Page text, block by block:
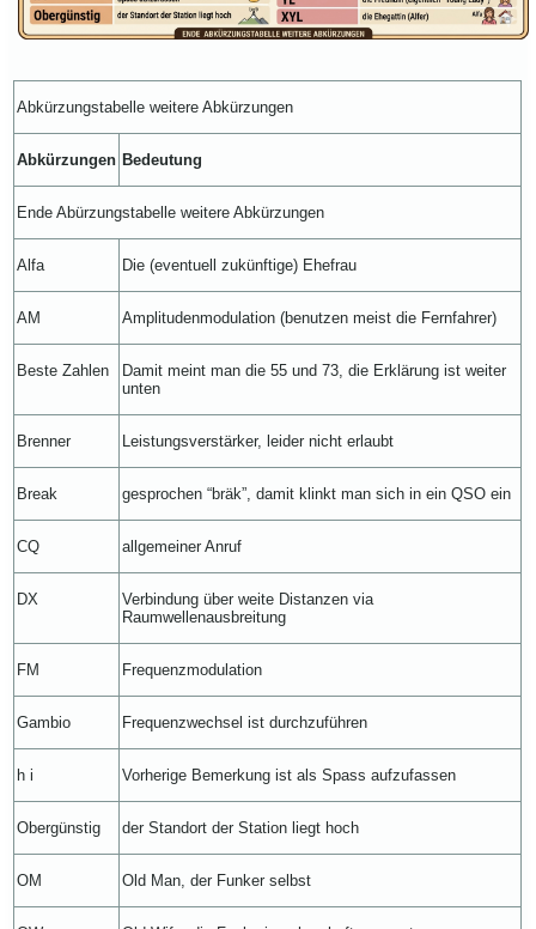
Abkürzungstabelle weitere Abkürzungen
Abkürzungen Bedeutung
Ende Abürzungstabelle weitere Abkürzungen
Alfa Die (eventuell zukünftige) Ehefrau
AM Amplitudenmodulation (benutzen meist die Fernfahrer)
Beste Zahlen
Damit meint man die 55 und 73, die Erklärung ist weiter
unten
Brenner Leistungsverstärker, leider nicht erlaubt
Break gesprochen “bräk”, damit klinkt man sich in ein QSO ein
CQ allgemeiner Anruf
DX
Verbindung über weite Distanzen via
Raumwellenausbreitung
FM Frequenzmodulation
Gambio Frequenzwechsel ist durchzuführen
h i Vorherige Bemerkung ist als Spass aufzufassen
Obergünstig der Standort der Station liegt hoch
OM Old Man, der Funker selbst